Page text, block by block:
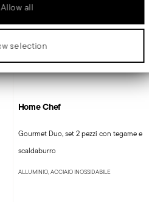
Allow all
selection
Home Chef
Gourmet Duo, set 2 pezzi con tegame e
scaldaburro
ALLUMINIO, ACCIAIO INOSSIDABILE